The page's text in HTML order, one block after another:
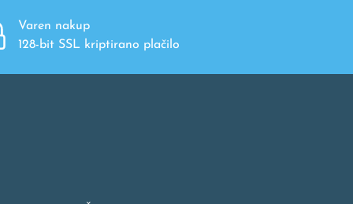
Varen nakup
128-bit SSL kriptirano plačilo